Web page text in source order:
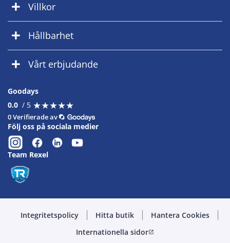
Villkor
Hållbarhet
Vårt erbjudande
Goodays
0.0 / 5 ★★★★★
★★★★★
0 Verifierade av
Följ oss på sociala medier
Team Rexel
Integritetspolicy Hitta butik
Hantera Cookies
Internationella sidoropen_in_new